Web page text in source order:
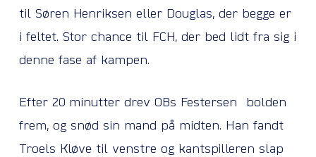
til Søren Henriksen eller Douglas, der begge er
i feltet. Stor chance til FCH, der bed lidt fra sig i
denne fase af kampen.
Efter 20 minutter drev OBs Festersen bolden
frem, og snød sin mand på midten. Han fandt
Troels Kløve til venstre og kantspilleren slap